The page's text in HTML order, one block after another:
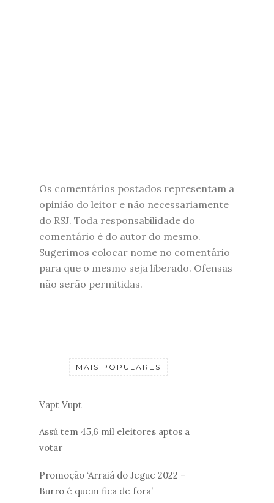
Os comentários postados representam a
opinião do leitor e não necessariamente
do RSJ. Toda responsabilidade do
comentário é do autor do mesmo.
Sugerimos colocar nome no comentário
para que o mesmo seja liberado. Ofensas
não serão permitidas.
MAIS POPULARES
Vapt Vupt
Assú tem 45,6 mil eleitores aptos a
votar
Promoção ‘Arraiá do Jegue 2022 –
Burro é quem fica de fora’